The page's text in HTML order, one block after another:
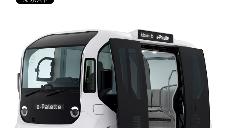
COLUMN
ABOUT SITE
サイトマップ